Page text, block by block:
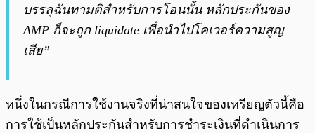
บรรลุฉันทามติสำหรับการโอนนั้น หลักประกันของ
AMP ก็จะถูก liquidate เพื่อนำไปโคเวอร์ความสูญ
เสีย”
หนึ่งในกรณีการใช้งานจริงที่น่าสนใจของเหรียญตัวนี้คือ
การใช้เป็นหลักประกันสำหรับการชำระเงินที่ดำเนินการ